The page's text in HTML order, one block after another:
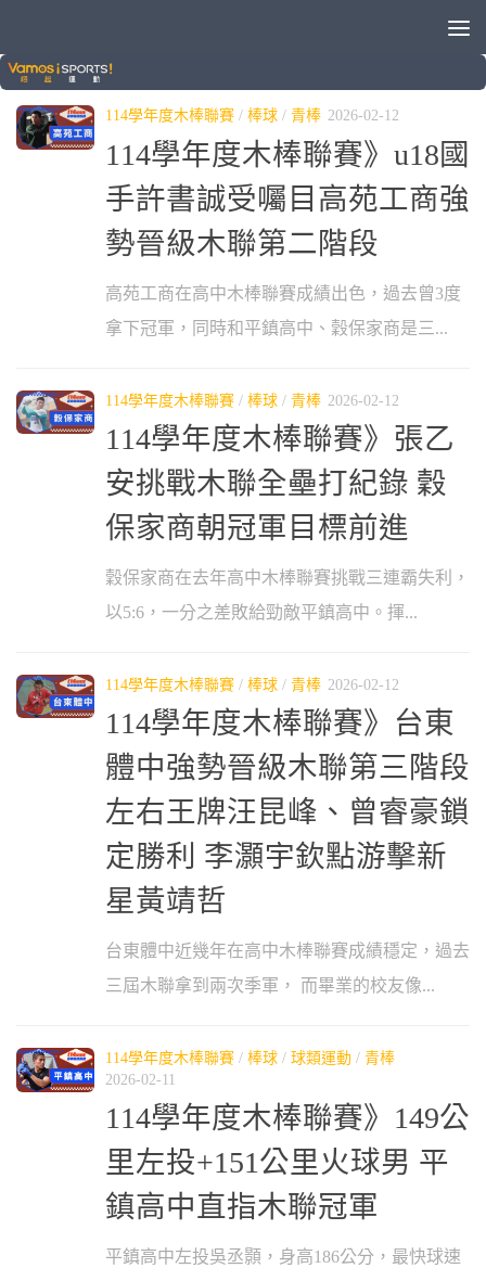
分類：114學年度木棒聯賽
114學年度木棒聯賽 / 棒球 / 青棒 2026-02-12
114學年度木棒聯賽》u18國
手許書誠受囑目高苑工商強
勢晉級木聯第二階段
高苑工商在高中木棒聯賽成績出色，過去曾3度
拿下冠軍，同時和平鎮高中、穀保家商是三...
114學年度木棒聯賽 / 棒球 / 青棒 2026-02-12
114學年度木棒聯賽》張乙
安挑戰木聯全壘打紀錄 穀
保家商朝冠軍目標前進
穀保家商在去年高中木棒聯賽挑戰三連霸失利，
以5:6，一分之差敗給勁敵平鎮高中。揮...
114學年度木棒聯賽 / 棒球 / 青棒 2026-02-12
114學年度木棒聯賽》台東
體中強勢晉級木聯第三階段
左右王牌汪昆峰、曾睿豪鎖
定勝利 李灝宇欽點游擊新
星黃靖哲
台東體中近幾年在高中木棒聯賽成績穩定，過去
三屆木聯拿到兩次季軍， 而畢業的校友像...
114學年度木棒聯賽 / 棒球 / 球類運動 / 青棒
2026-02-11
114學年度木棒聯賽》149公
里左投+151公里火球男 平
鎮高中直指木聯冠軍
平鎮高中左投吳丞顥，身高186公分，最快球速